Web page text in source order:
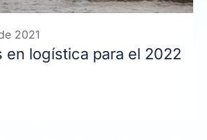
2021
en logística para el 2022